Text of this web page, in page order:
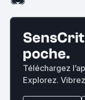
poche.
Téléchargez
Explorez.